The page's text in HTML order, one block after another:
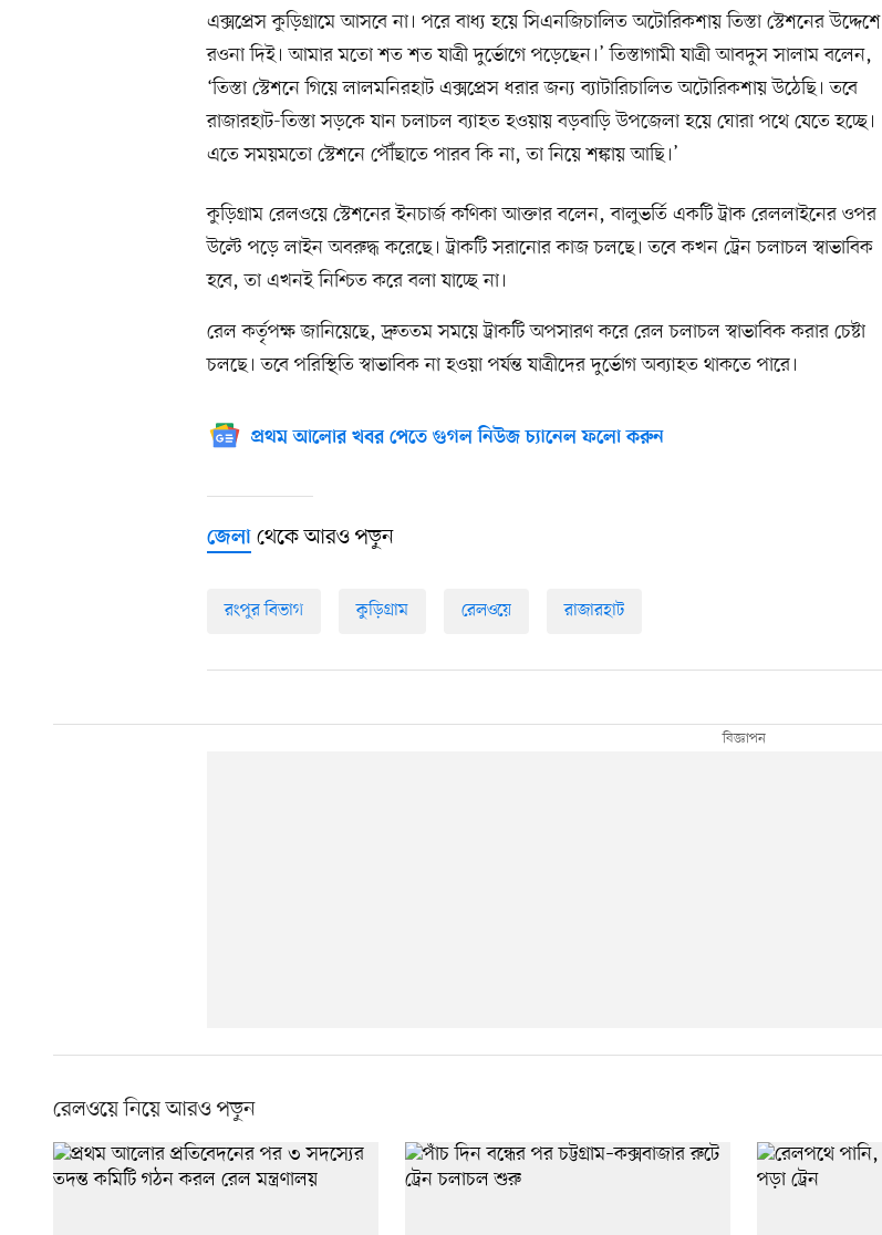
এক্সপ্রেস কুড়িগ্রামে আসবে না। পরে বাধ্য হয়ে সিএনজিচালিত অটোরিকশায় তিস্তা স্টেশনের উদ্দেশে
রওনা দিই। আমার মতো শত শত যাত্রী দুর্ভোগে পড়েছেন।’ তিস্তাগামী যাত্রী আবদুস সালাম বলেন,
‘তিস্তা স্টেশনে গিয়ে লালমনিরহাট এক্সপ্রেস ধরার জন্য ব্যাটারিচালিত অটোরিকশায় উঠেছি। তবে
রাজারহাট-তিস্তা সড়কে যান চলাচল ব্যাহত হওয়ায় বড়বাড়ি উপজেলা হয়ে ঘোরা পথে যেতে হচ্ছে।
এতে সময়মতো স্টেশনে পৌঁছাতে পারব কি না, তা নিয়ে শঙ্কায় আছি।’
কুড়িগ্রাম রেলওয়ে স্টেশনের ইনচার্জ কণিকা আক্তার বলেন, বালুভর্তি একটি ট্রাক রেললাইনের ওপর
উল্টে পড়ে লাইন অবরুদ্ধ করেছে। ট্রাকটি সরানোর কাজ চলছে। তবে কখন ট্রেন চলাচল স্বাভাবিক
হবে, তা এখনই নিশ্চিত করে বলা যাচ্ছে না।
রেল কর্তৃপক্ষ জানিয়েছে, দ্রুততম সময়ে ট্রাকটি অপসারণ করে রেল চলাচল স্বাভাবিক করার চেষ্টা
চলছে। তবে পরিস্থিতি স্বাভাবিক না হওয়া পর্যন্ত যাত্রীদের দুর্ভোগ অব্যাহত থাকতে পারে।
প্রথম আলোর খবর পেতে গুগল নিউজ চ্যানেল ফলো করুন
জেলা থেকে আরও পড়ুন
রংপুর বিভাগ কুড়িগ্রাম রেলওয়ে রাজারহাট
রেলওয়ে নিয়ে আরও পড়ুন